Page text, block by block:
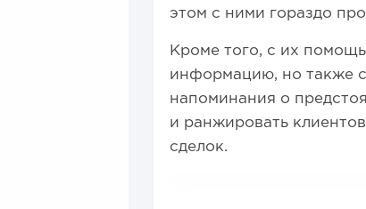
этом с ними гораздо
Кроме того, с их
информацию, но также
напоминания о
и ранжировать
сделок.